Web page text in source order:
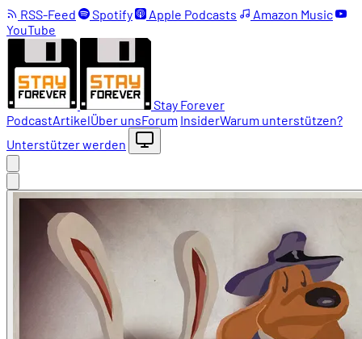
RSS-Feed Spotify Apple Podcasts
Amazon Music
YouTube
Stay Forever
PodcastArtikelÜber unsForum InsiderWarum unterstützen?
Unterstützer werden